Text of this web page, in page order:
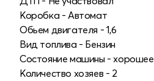
Коробка - Автомат
Обьем двигателя - 1,6
Вид топлива - Бензин
Состояние машины - хорошее
Количество хозяев - 2